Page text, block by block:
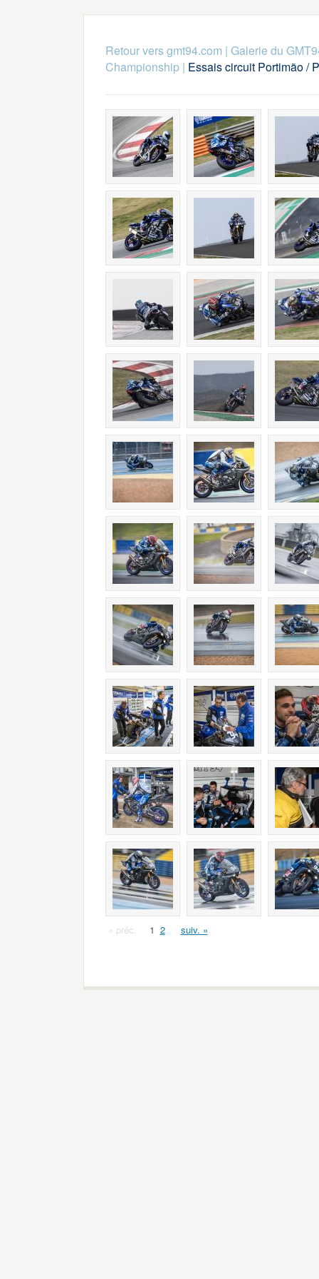
Retour vers gmt94.com | Galerie du
Championship| Essais circuit Portimão /
« préc. 1 2 suiv. »